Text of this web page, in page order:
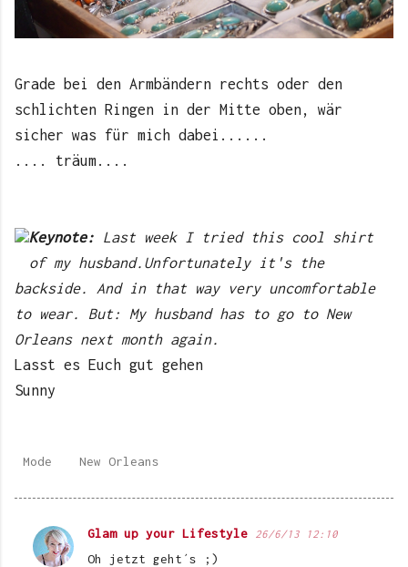
Grade bei den Armbändern rechts oder den
schlichten Ringen in der Mitte oben, wär
sicher was für mich dabei......
.... träum....
Keynote: Last week I tried this cool shirt
of my husband.Unfortunately it's
the
backside. And in that way very uncomfortable
to wear. But: My husband has to go to New
Orleans next month again.
Lasst es Euch gut gehen
Sunny
Mode New Orleans
K
Glam up your Lifestyle 26/6/13 12:10
Oh jetzt geht´s ;)